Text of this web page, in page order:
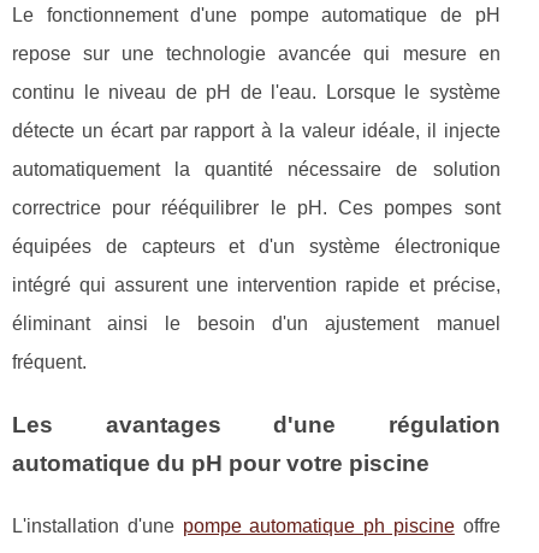
Le fonctionnement d'une pompe automatique de pH
repose sur une technologie avancée qui mesure en
continu le niveau de pH de l'eau. Lorsque le système
détecte un écart par rapport à la valeur idéale, il injecte
automatiquement la quantité nécessaire de solution
correctrice pour rééquilibrer le pH. Ces pompes sont
équipées de capteurs et d'un système électronique
intégré qui assurent une intervention rapide et précise,
éliminant ainsi le besoin d'un ajustement manuel
fréquent.
Les avantages d'une régulation
automatique du pH pour votre piscine
L'installation d'une pompe automatique ph piscineoffre